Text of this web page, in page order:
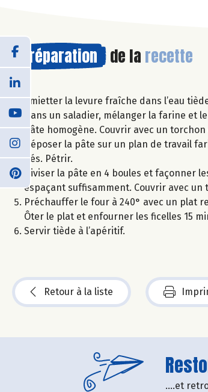
Préparation de la recette
Emietter la levure fraîche dans l’eau
Dans un saladier, mélanger la farine et
pâte homogène. Couvrir avec un
Déposer la pâte sur un plan de travail
dés. Pétrir.
Diviser la pâte en 4 boules et façonner
espaçant suffisamment. Couvrir avec
Préchauffer le four à 240° avec un plat
Ôter le plat et enfourner les ficelles 15
Servir tiède à l’apéritif.
Retour à la liste
....et